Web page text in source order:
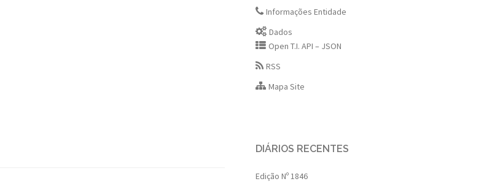
Informações Entidade
Dados
Open T.I. API – JSON
RSS
Mapa Site
DIÁRIOS RECENTES
Edição Nº 1846